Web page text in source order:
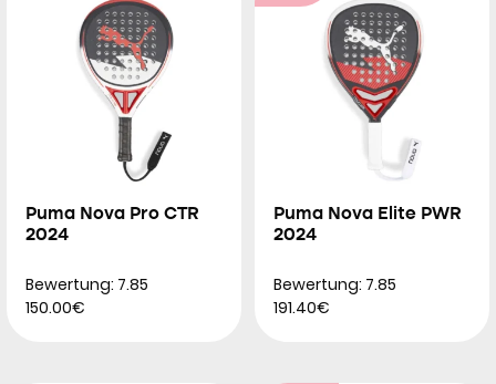
Puma Nova Pro CTR
2024
Bewertung: 7.85
150.00€
Puma Nova Elite PWR
2024
Bewertung: 7.85
191.40€